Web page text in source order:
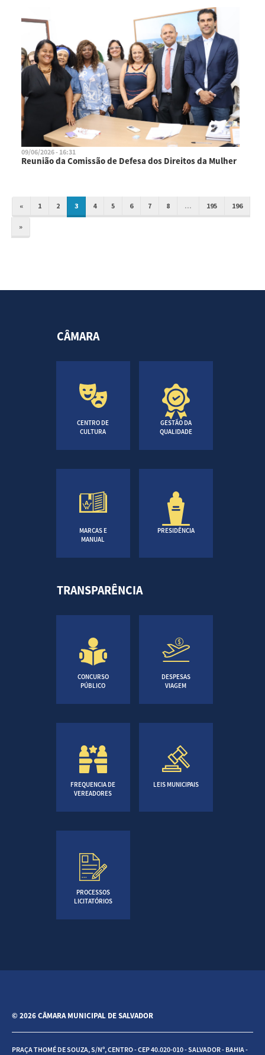
09/06/2026 - 16:31
Reunião da Comissão de Defesa dos Direitos da Mulher
« 1 2 3 4 5 6 7 8 ... 195 196
»
CÂMARA
CENTRO DE
CULTURA
GESTÃO DA
QUALIDADE
MARCAS E
MANUAL
PRESIDÊNCIA
TRANSPARÊNCIA
CONCURSO
PÚBLICO
DESPESAS
VIAGEM
FREQUENCIA DE
VEREADORES
LEIS MUNICIPAIS
PROCESSOS
LICITATÓRIOS
© 2026 CÂMARA MUNICIPAL DE SALVADOR
PRAÇA THOMÉ DE SOUZA, S/Nº, CENTRO - CEP 40.020-010 - SALVADOR - BAHIA -